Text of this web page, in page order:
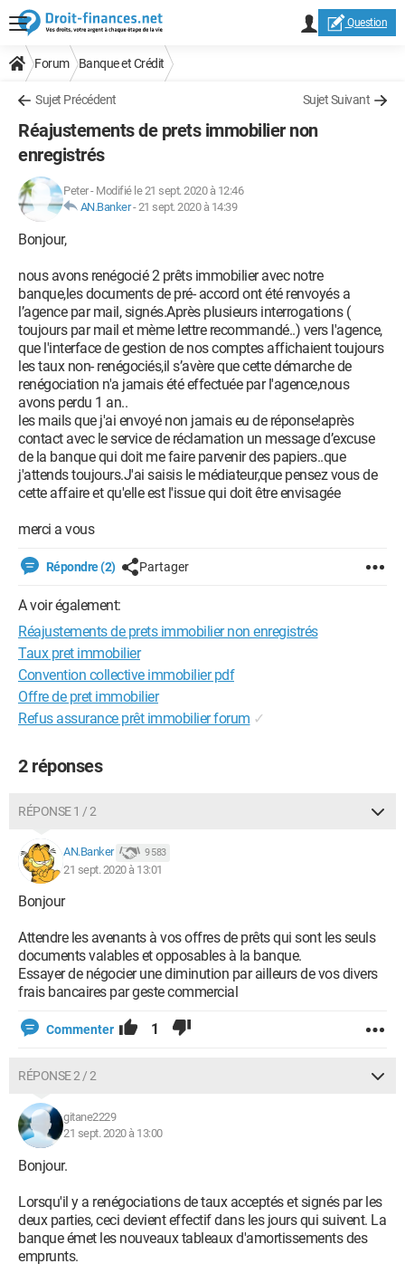
Question
Forum Banque et Crédit
Sujet Précédent Sujet Suivant
Réajustements de prets immobilier non
enregistrés
Peter- Modifié le 21 sept. 2020 à 12:46
AN.Banker-21 sept. 2020 à 14:39
Bonjour,
nous avons renégocié 2 prêts immobilier avec notre
banque,les documents de pré- accord ont été renvoyés a
l’agence par mail, signés.Après plusieurs interrogations (
toujours par mail et mème lettre recommandé..) vers l'agence,
que l'interface de gestion de nos comptes affichaient toujours
les taux non- renégociés,il s’avère que cette démarche de
renégociation n'a jamais été effectuée par l'agence,nous
avons perdu 1 an..
les mails que j'ai envoyé non jamais eu de réponse!après
contact avec le service de réclamation un message d’excuse
de la banque qui doit me faire parvenir des papiers..que
j'attends toujours.J'ai saisis le médiateur,que pensez vous de
cette affaire et qu'elle est l'issue qui doit être envisagée
merci a vous
Répondre (2) Partager
A voir également:
Réajustements de prets immobilier non enregistrés
Taux pret immobilier
Convention collective immobilier pdf
Offre de pret immobilier
Refus assurance prêt immobilier forum ✓
2 réponses
RÉPONSE 1 / 2
AN.Banker 9 583
21 sept. 2020 à 13:01
Bonjour
Attendre les avenants à vos offres de prêts qui sont les seuls
documents valables et opposables à la banque.
Essayer de négocier une diminution par ailleurs de vos divers
frais bancaires par geste commercial
Commenter 1
RÉPONSE 2 / 2
gitane2229
21 sept. 2020 à 13:00
Bonjour.
Lorsqu'il y a renégociations de taux acceptés et signés par les
deux parties, ceci devient effectif dans les jours qui suivent. La
banque émet les nouveaux tableaux d'amortissements des
emprunts.